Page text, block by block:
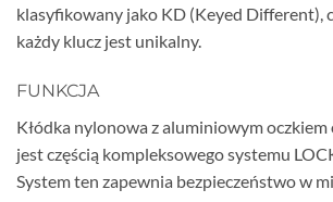
klasyfikowany jako KD (Keyed Different),
każdy klucz jest unikalny.
FUNKCJA
Kłódka nylonowa z aluminiowym oczkiem
jest częścią kompleksowego systemu
System ten zapewnia bezpieczeństwo w